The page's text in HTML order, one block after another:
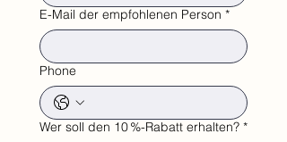
E-Mail der empfohlenen Person *
Phone
Wer soll den 10 %-Rabatt erhalten? *